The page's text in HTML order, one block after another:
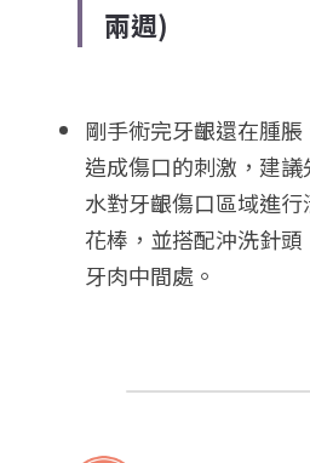
兩週)
剛手術完牙齦還在腫
造成傷口的刺激，建
水對牙齦傷口區域進
花棒，並搭配沖洗針
牙肉中間處。